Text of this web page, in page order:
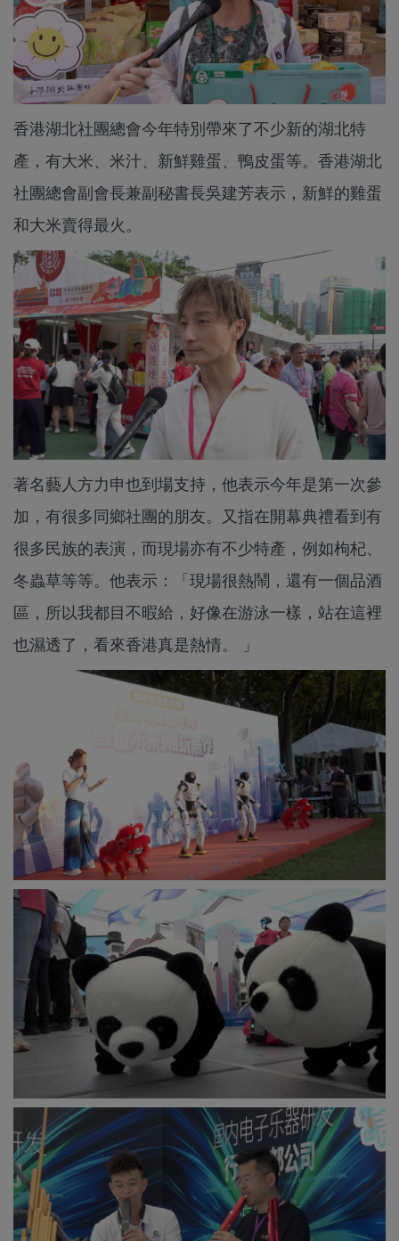
香港湖北社團總會今年特別帶來了不少新的湖北特
產，有大米、米汁、新鮮雞蛋、鴨皮蛋等。香港湖北
社團總會副會長兼副秘書長吳建芳表示，新鮮的雞蛋
和大米賣得最火。
著名藝人方力申也到場支持，他表示今年是第一次參
加，有很多同鄉社團的朋友。又指在開幕典禮看到有
很多民族的表演，而現場亦有不少特產，例如枸杞、
冬蟲草等等。他表示：「現場很熱鬧，還有一個品酒
區，所以我都目不暇給，好像在游泳一樣，站在這裡
也濕透了，看來香港真是熱情。 」